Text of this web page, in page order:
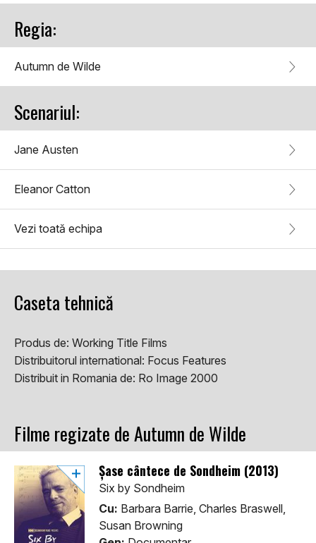
Regia:
Autumn de Wilde
Scenariul:
Jane Austen
Eleanor Catton
Vezi toată echipa
Caseta tehnică
Produs de: Working Title Films
Distribuitorul international: Focus Features
Distribuit in Romania de: Ro Image 2000
Filme regizate de Autumn de Wilde
Șase cântece de Sondheim (2013)
Six by Sondheim
Cu: Barbara Barrie, Charles Braswell,
Susan Browning